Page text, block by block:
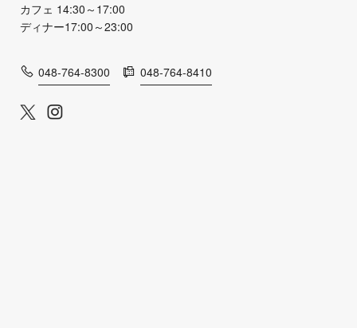
カフェ 14:30～17:00
ディナー17:00～23:00
048-764-8300 048-764-8410